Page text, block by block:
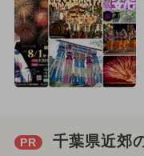
PR 千葉県近郊